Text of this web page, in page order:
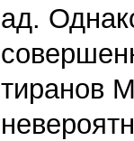
ад.
тиранов